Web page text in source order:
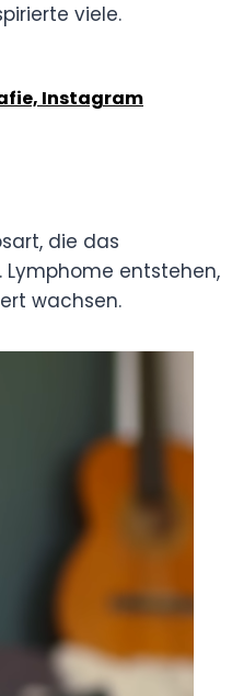
viele.
Instagram
die das
Lymphome entstehen,
wachsen.